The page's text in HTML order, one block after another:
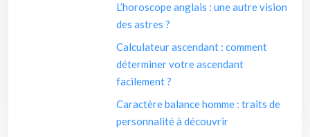
L’horoscope anglais : une autre vision
des astres ?
Calculateur ascendant : comment
déterminer votre ascendant
facilement ?
Caractère balance homme : traits de
personnalité à découvrir